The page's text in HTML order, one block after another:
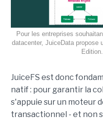
Pour les entreprises
datacenter, JuiceData propose
JuiceFS est donc
natif : pour garantir la
s'appuie sur un moteur
transactionnel - et non